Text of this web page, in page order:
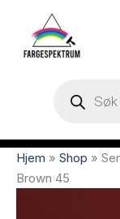
search
Hjem » Shop »
Brown 45